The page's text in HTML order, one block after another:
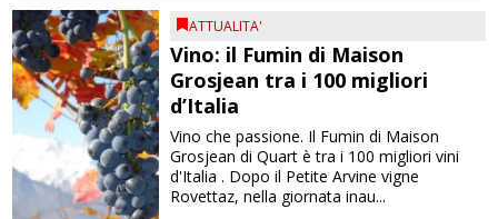
ATTUALITA'
Vino: il Fumin di Maison
Grosjean tra i 100 migliori
d’Italia
Vino che passione. Il Fumin di Maison
Grosjean di Quart è tra i 100 migliori vini
d'Italia . Dopo il Petite Arvine vigne
Rovettaz, nella giornata inau...